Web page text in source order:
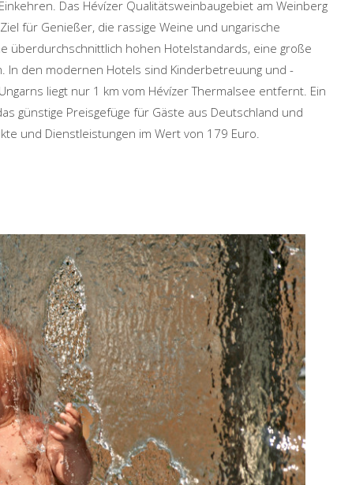
Das Hévízer Qualitätsweinbaugebiet am Weinberg
für Genießer, die rassige Weine und ungarische
überdurchschnittlich hohen Hotelstandards, eine große
In den modernen Hotels sind Kinderbetreuung und -
liegt nur 1 km vom Hévízer Thermalsee entfernt. Ein
günstige Preisgefüge für Gäste aus Deutschland und
und Dienstleistungen im Wert von 179 Euro.